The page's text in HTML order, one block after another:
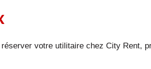
réserver votre utilitaire chez City Rent,